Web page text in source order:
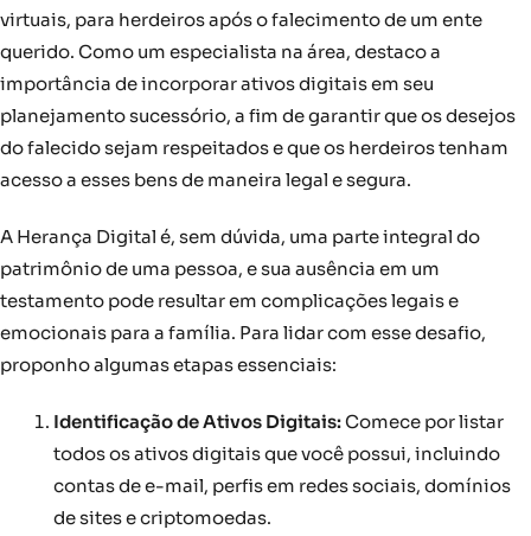
virtuais, para herdeiros após o falecimento de um ente
querido. Como um especialista na área, destaco a
importância de incorporar ativos digitais em seu
planejamento sucessório, a fim de garantir que os desejos
do falecido sejam respeitados e que os herdeiros tenham
acesso a esses bens de maneira legal e segura.
A Herança Digital é, sem dúvida, uma parte integral do
patrimônio de uma pessoa, e sua ausência em um
testamento pode resultar em complicações legais e
emocionais para a família. Para lidar com esse desafio,
proponho algumas etapas essenciais:
Identificação de Ativos Digitais:Comece por listar
todos os ativos digitais que você possui, incluindo
contas de e-mail, perfis em redes sociais, domínios
de sites e criptomoedas.